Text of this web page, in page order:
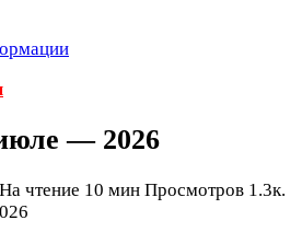
— 2026
На чтение 10 мин Просмотров 1.3к.